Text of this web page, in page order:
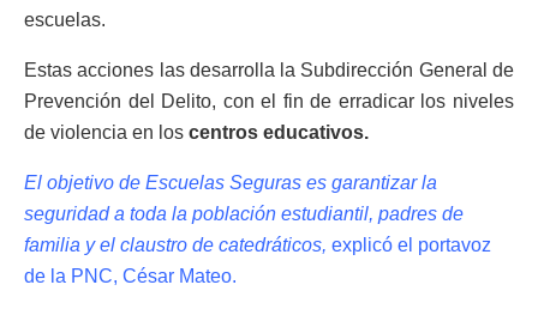
escuelas.
Estas acciones las desarrolla la Subdirección General de
Prevención del Delito, con el fin de erradicar los niveles
de violencia en los centros educativos.
El objetivo de Escuelas Seguras es garantizar la
seguridad a toda la población estudiantil, padres de
familia y el claustro de catedráticos, explicó el portavoz
de la PNC, César Mateo.